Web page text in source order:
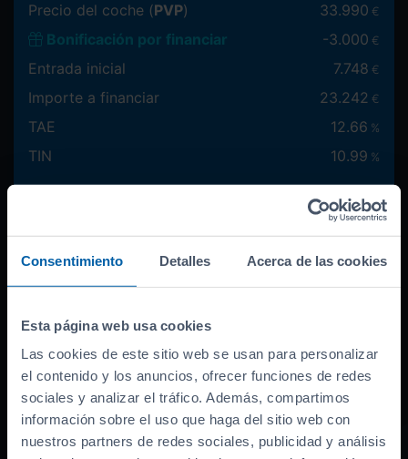
Consentimiento Detalles Acerca de las cookies
Esta página web usa cookies
Las cookies de este sitio web se usan para personalizar
el contenido y los anuncios, ofrecer funciones de redes
sociales y analizar el tráfico. Además, compartimos
información sobre el uso que haga del sitio web con
nuestros partners de redes sociales, publicidad y análisis
Cantidad a financiar 23.242 €
Entrada inicial
Precio del coche (PVP) 33.990 €
Bonificación por financiar -3.000 €
Entrada inicial 7.748 €
Importe a financiar 23.242 €
TAE 12.66 %
TIN 10.99 %